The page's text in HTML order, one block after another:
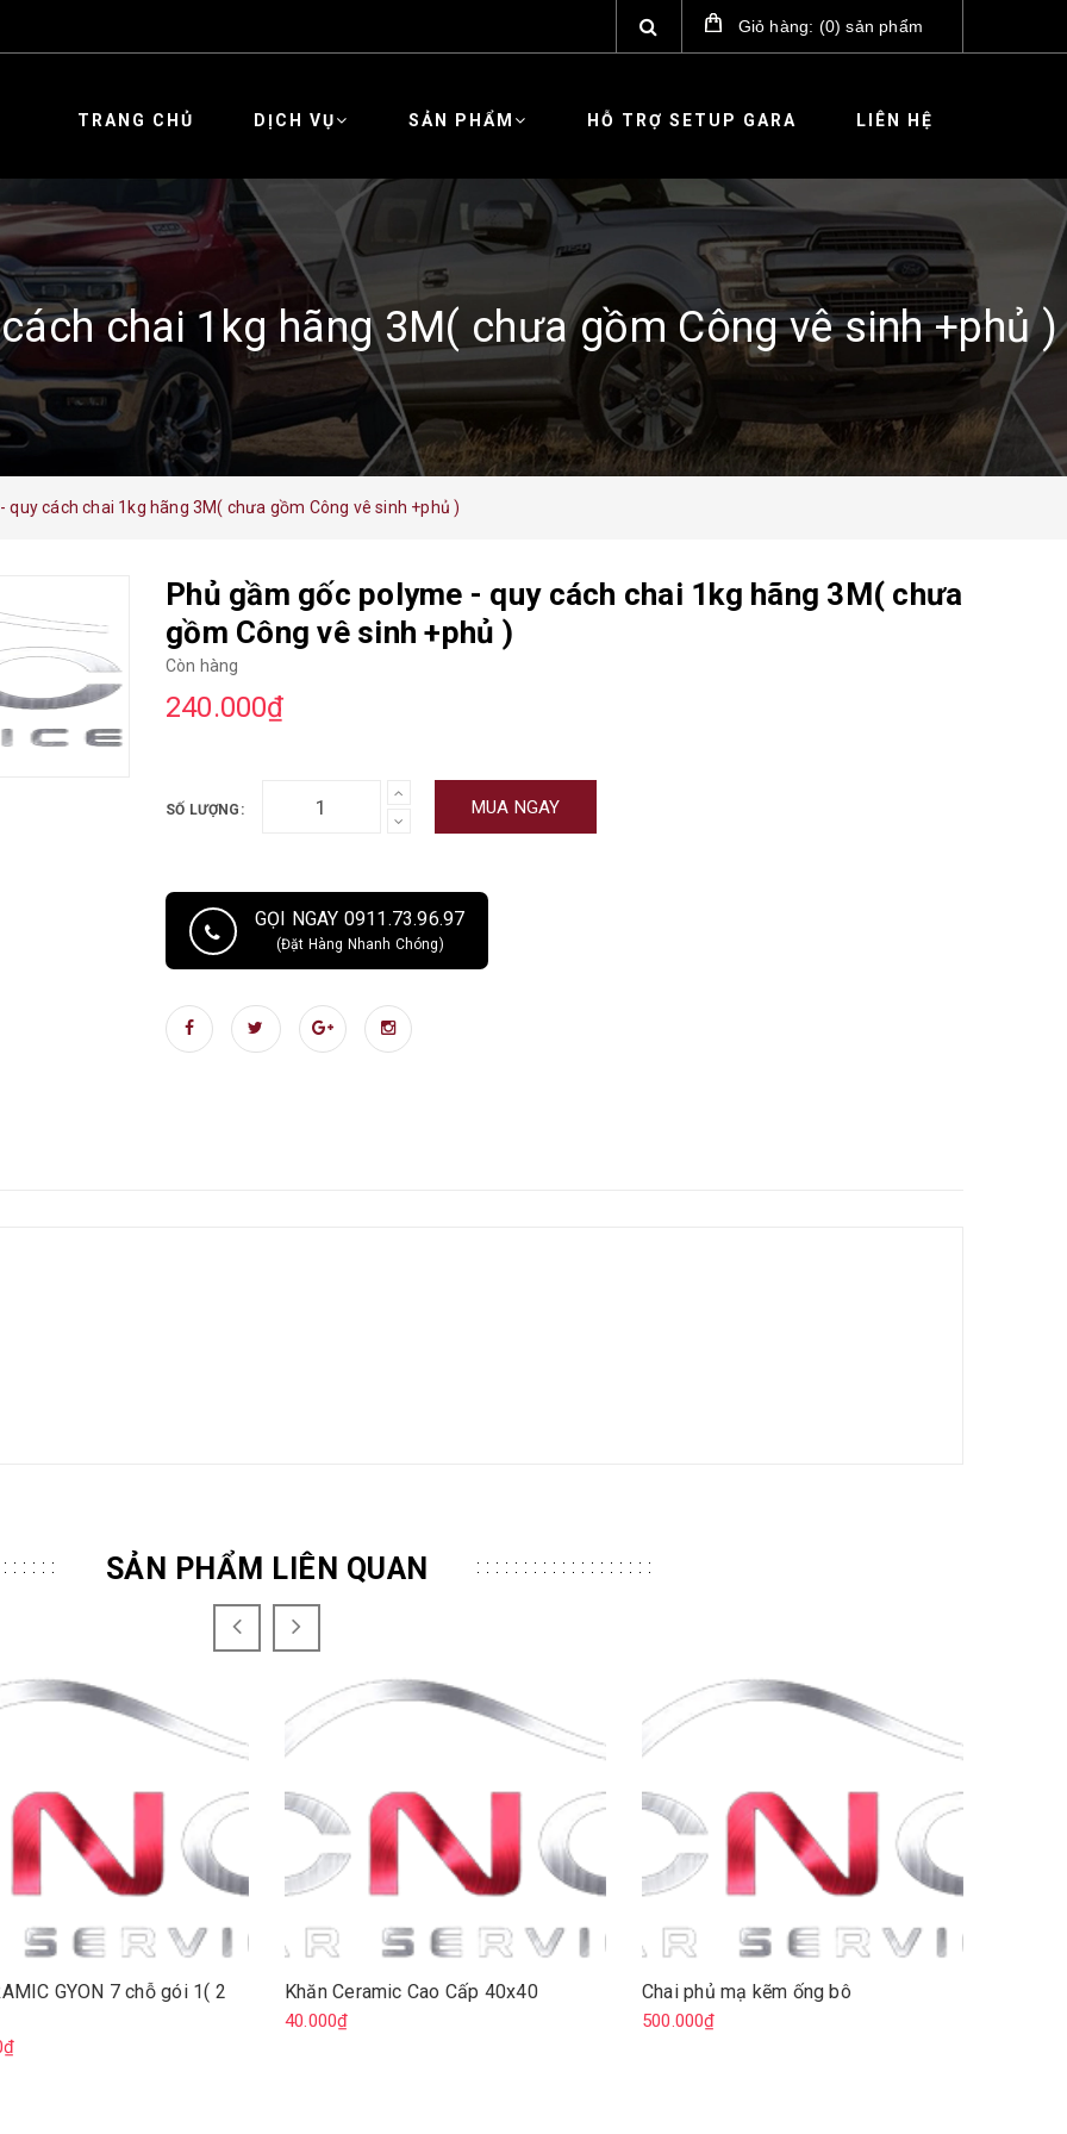
Giỏ hàng: (0)sản phẩm
TRANG CHỦ DỊCH VỤ SẢN PHẨM HỖ TRỢ SETUP GARA LIÊN HỆ
chai 1kg hãng 3M( chưa gồm Công vê sinh +phủ )
quy cách chai 1kg hãng 3M( chưa gồm Công vê sinh +phủ )
Phủ gầm gốc polyme - quy cách chai 1kg hãng 3M( chưa
gồm Công vê sinh +phủ )
Còn hàng
240.000₫
SỐ LƯỢNG: MUA NGAY
GỌI NGAY 0911.73.96.97
(Đặt Hàng Nhanh Chóng)
SẢN PHẨM LIÊN QUAN
GYON 7 chỗ gói 1( 2 Khăn Ceramic Cao Cấp 40x40
40.000₫
Chai phủ mạ kẽm ống bô
500.000₫